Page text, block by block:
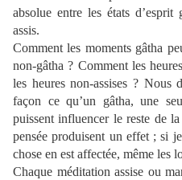
absolue entre les états
assis.
Comment les moments gâtha
non-gâtha ? Comment les
les heures non-assises ? Nous
façon ce qu’un gâtha, une
puissent influencer le reste de
pensée produisent un effet ; si
chose en est affectée, même les
Chaque méditation assise ou